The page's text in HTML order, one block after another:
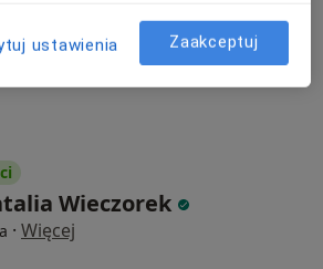
Wieczorek
· Więcej
ustawienia Zaakceptuj